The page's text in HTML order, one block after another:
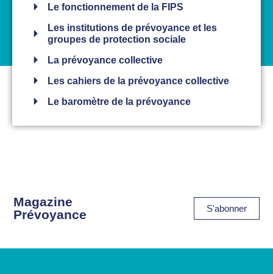
Le fonctionnement de la FIPS
Les institutions de prévoyance et les
groupes de protection sociale
La prévoyance collective
Les cahiers de la prévoyance collective
Le baromètre de la prévoyance
Magazine
Prévoyance
S'abonner